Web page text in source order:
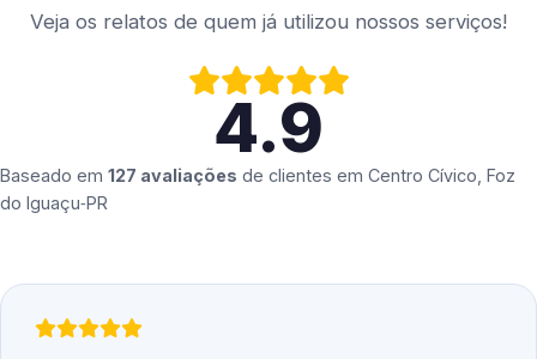
Veja os relatos de quem já utilizou nossos serviços!
4.9
Baseado em 127 avaliações de clientes em Centro Cívico, Foz
do Iguaçu‑PR